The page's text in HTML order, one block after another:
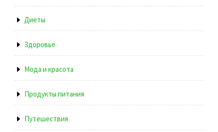
Диеты
Здоровье
Мода и красота
Продукты питания
Путешествия